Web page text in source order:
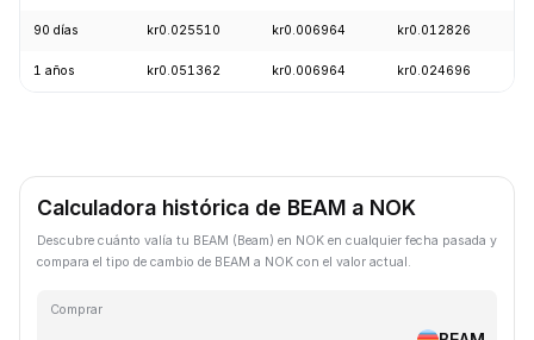
90 días kr0.025510 kr0.006964 kr0.012826
1 años kr0.051362 kr0.006964 kr0.024696
Calculadora histórica de BEAM a NOK
Descubre cuánto valía tu BEAM (Beam) en NOK en cualquier fecha pasada y
compara el tipo de cambio de BEAM a NOK con el valor actual.
Comprar